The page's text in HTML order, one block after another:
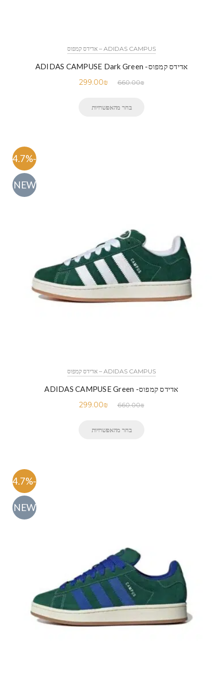
ADIDAS CAMPUS – אדידס קמפוס
אדידס קמפוס- ADIDAS CAMPUSE Dark Green
660.00₪
299.00₪
בחר מהאפשרויות
-54.7%
NEW
ADIDAS CAMPUS – אדידס קמפוס
אדידס קמפוס- ADIDAS CAMPUSE Green
660.00₪
299.00₪
בחר מהאפשרויות
-54.7%
NEW